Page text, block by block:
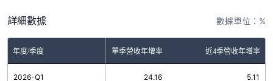
詳細數據 數據單位：%
年度/季度 單季營收年增率 近4季營收年增率
2026-Q1 24.16 5.11